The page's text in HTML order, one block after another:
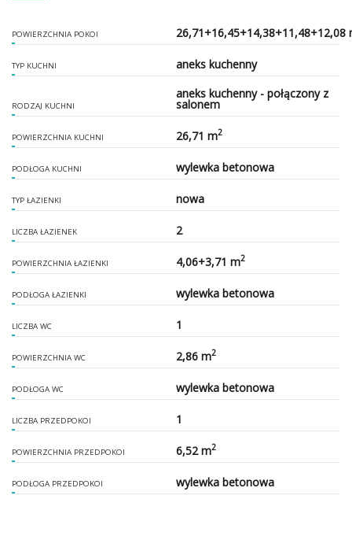
POWIERZCHNIA POKOI 26,71+16,45+14,38+11,48+12,08
TYP KUCHNI aneks kuchenny
RODZAJ KUCHNI
aneks kuchenny - połączony z
salonem
POWIERZCHNIA KUCHNI 26,71 m2
PODŁOGA KUCHNI wylewka betonowa
TYP ŁAZIENKI nowa
LICZBA ŁAZIENEK 2
POWIERZCHNIA ŁAZIENKI 4,06+3,71 m2
PODŁOGA ŁAZIENKI wylewka betonowa
LICZBA WC 1
POWIERZCHNIA WC 2,86 m2
PODŁOGA WC wylewka betonowa
LICZBA PRZEDPOKOI 1
POWIERZCHNIA PRZEDPOKOI 6,52 m2
PODŁOGA PRZEDPOKOI wylewka betonowa